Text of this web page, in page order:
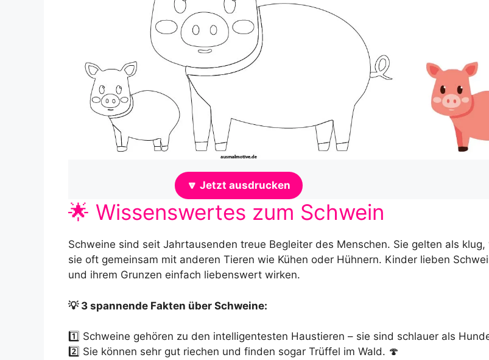
🔽 Jetzt ausdrucken
🌟 Wissenswertes zum Schwein
Schweine sind seit Jahrtausenden treue Begleiter des Menschen. Sie gelten als
sie oft gemeinsam mit anderen Tieren wie Kühen oder Hühnern. Kinder lieben
und ihrem Grunzen einfach liebenswert wirken.
💡 3 spannende Fakten über Schweine:
1️⃣ Schweine gehören zu den intelligentesten Haustieren – sie sind schlauer als
2️⃣ Sie können sehr gut riechen und finden sogar Trüffel im Wald. 🍄